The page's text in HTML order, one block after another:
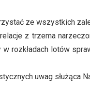
ze wszystkich
z trzema
rozkładach lotów
uwag